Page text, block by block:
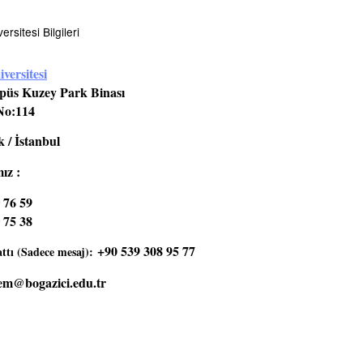
Bilgileri
Kuzey Park Binası
/ İstanbul
:
59
38
(Sadece mesaj): +90 539 308 95 77